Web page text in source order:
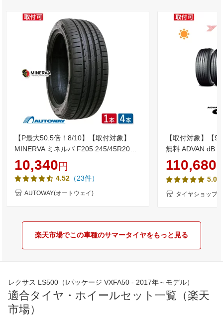
【P最大50.5倍！8/10】【取付対象】
MINERVA ミネルバ F205 245/45R20
(245/45/20 245-45-20 245/45-20) サマ
ータイヤ 夏タイヤ 単品 2本 4本 20イン
チ
10,340円
4.52 （23件）
AUTOWAY(オートウェイ)
【取付対象】【
無料 ADVAN dB
4本セット 新品
YOKOHAMA ア
110,680
5.0
タイヤショップ
楽天市場でこの車種のサマータイヤをもっと見る
レクサス LS500（Iパッケージ VXFA50 - 2017年～モデル）
適合タイヤ・ホイールセット一覧（楽天
市場）